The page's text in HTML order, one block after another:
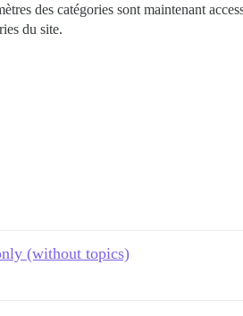
des catégories sont maintenant
du site.
(without topics)